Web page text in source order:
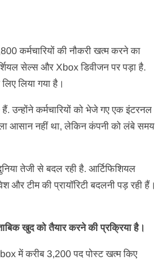
कर्मचारियों की नौकरी खत्म करने का
सेल्स और Xbox डिवीजन पर पड़ा है.
लिया गया है।
उन्होंने कर्मचारियों को भेजे गए एक इंटरनल
आसान नहीं था, लेकिन कंपनी को लंबे समय
तेजी से बदल रही है. आर्टिफिशियल
टीम की प्रायॉरिटी बदलनी पड़ रही हैं।
खुद को तैयार करने की प्रक्रिया है।
में करीब 3,200 पद पोस्ट खत्म किए